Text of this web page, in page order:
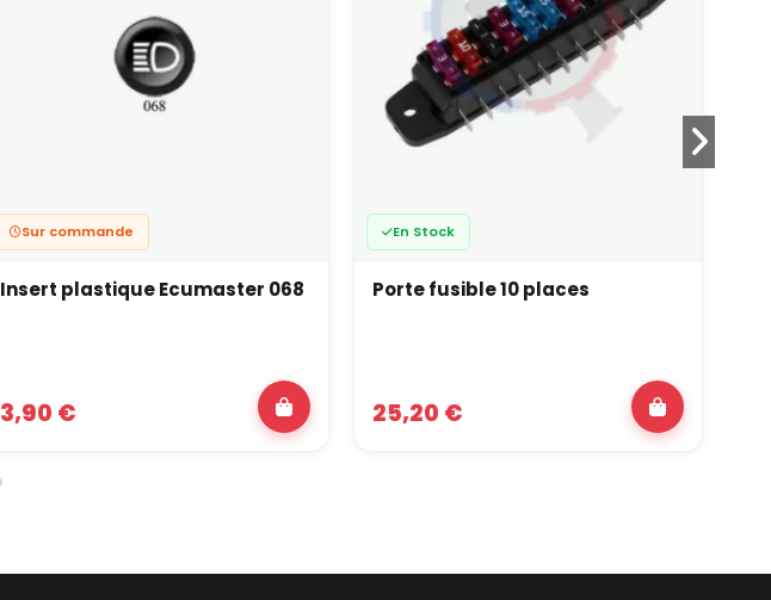
Sur commande
Insert plastique Ecumaster 068
3,90 €
En Stock
Porte fusible 10 places
25,20 €